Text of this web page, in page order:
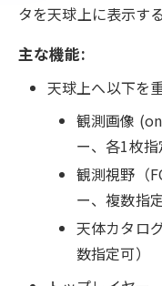
タを天球上に表示す
主な機能:
天球上へ以下を
観測画像
ー、各1枚
観測視野（
ー、複数指定
天体カタロ
数指定可）